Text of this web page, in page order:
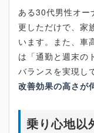
ある30代男性オー
更しただけで、家
います。また、車
は「通勤と週末の
バランスを実現し
改善効果の高さが
乗り心地以